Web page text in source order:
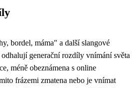
bordel, máma" a další slangové
generační rozdíly vnímání světa
méně obeznámena s online
frázemi zmatena nebo je vnímat